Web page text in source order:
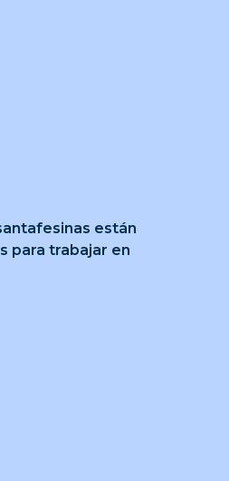
están
para trabajar en